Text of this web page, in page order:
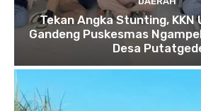
Tekan Angka Stunting, KKN
Gandeng Puskesmas
Desa